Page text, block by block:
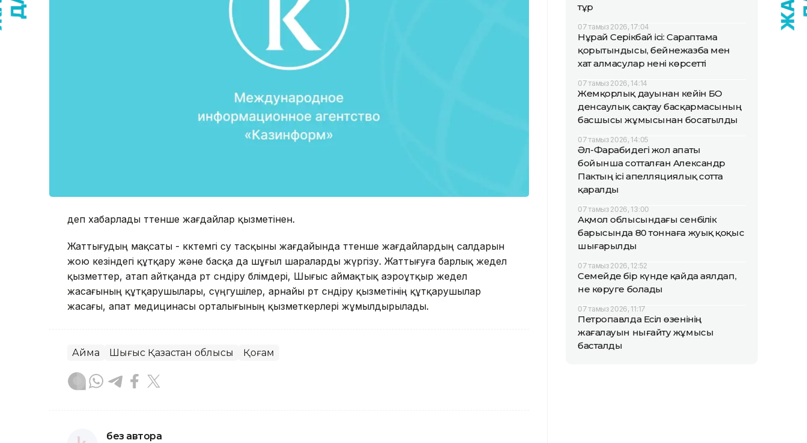
деп хабарлады төтенше жағдайлар қызметінен.
Жаттығудың мақсаты - көктемгі су тасқыны жағдайында төтенше жағдайлардың салдарын
жою кезіндегі құтқару және басқа да шұғыл шараларды жүргізу. Жаттығуға барлық жедел
қызметтер, атап айтқанда өрт сөндіру бөлімдері, Шығыс аймақтық аэроұтқыр жедел
жасағының құтқарушылары, сүңгушілер, арнайы өрт сөндіру қызметінің құтқарушылар
жасағы, апат медицинасы орталығының қызметкерлері жұмылдырылады.
Аймақ Шығыс Қазақстан облысы Қоғам
без автора
тұр
07 тамыз 2026, 17:04
Нұрай Серікбай ісі: Сараптама
қорытындысы, бейнежазба мен
хат алмасулар нені көрсетті
07 тамыз 2026, 14:14
Жемқорлық дауынан кейін БҚО
денсаулық сақтау басқармасының
басшысы жұмысынан босатылды
07 тамыз 2026, 14:05
Әл-Фарабидегі жол апаты
бойынша сотталған Александр
Пактың ісі апелляциялық сотта
қаралды
07 тамыз 2026, 13:00
Ақмол облысындағы сенбілік
барысында 80 тоннаға жуық қоқыс
шығарылды
07 тамыз 2026, 12:52
Семейде бір күнде қайда аялдап,
не көруге болады
07 тамыз 2026, 11:17
Петропавлда Есіл өзенінің
жағалауын нығайту жұмысы
басталды